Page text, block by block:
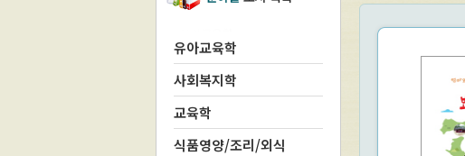
유아교육학
사회복지학
교육학
식품영양/조리/외식